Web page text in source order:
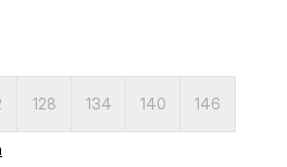
128 134 140 146